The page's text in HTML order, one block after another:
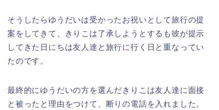
そうしたらゆうだいは受かったお祝いとして旅行の提
案をしてきて、きりこは了承しようとするも彼が提示
してきた日にちは友人達と旅行に行く日と重なってい
たのです。
最終的にゆうだいの方を選んだきりこは友人達に面接
と被ったと理由をつけて、断りの電話を入れました。